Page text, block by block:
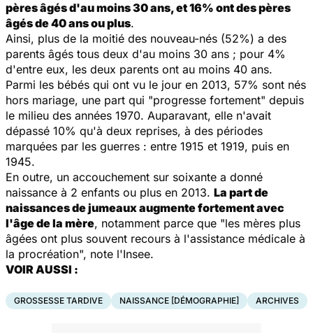
pères âgés d'au moins 30 ans, et 16% ont des pères
âgés de 40 ans ou plus.
Ainsi, plus de la moitié des nouveau-nés (52%) a des
parents âgés tous deux d'au moins 30 ans ; pour 4%
d'entre eux, les deux parents ont au moins 40 ans.
Parmi les bébés qui ont vu le jour en 2013, 57% sont nés
hors mariage, une part qui "progresse fortement" depuis
le milieu des années 1970. Auparavant, elle n'avait
dépassé 10% qu'à deux reprises, à des périodes
marquées par les guerres : entre 1915 et 1919, puis en
1945.
En outre, un accouchement sur soixante a donné
naissance à 2 enfants ou plus en 2013. La part de
naissances de jumeaux augmente fortement avec
l'âge de la mère, notamment parce que "les mères plus
âgées ont plus souvent recours à l'assistance médicale à
la procréation", note l'Insee.
VOIR AUSSI :
GROSSESSE TARDIVE NAISSANCE [DÉMOGRAPHIE] ARCHIVES